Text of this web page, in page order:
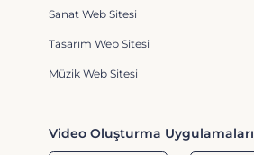
Video Oluşturma Uygulamaları
Sanat Web Sitesi
Tasarım Web Sitesi
Müzik Web Sitesi